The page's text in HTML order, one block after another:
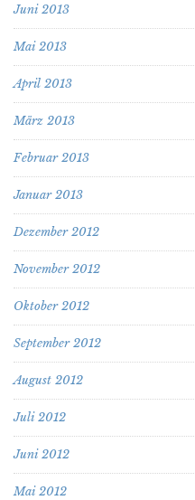
Juni 2013
Mai 2013
April 2013
März 2013
Februar 2013
Januar 2013
Dezember 2012
November 2012
Oktober 2012
September 2012
August 2012
Juli 2012
Juni 2012
Mai 2012